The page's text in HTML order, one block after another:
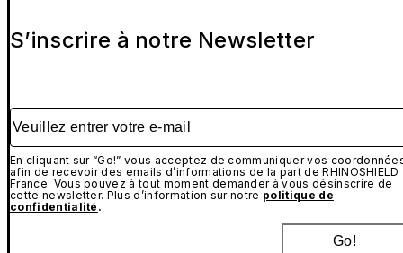
S’inscrire à notre Newsletter
Veuillez entrer votre e-mail
En cliquant sur “Go!” vous acceptez de communiquer vos
afin de recevoir des emails d’informations de la part de RHINOSHIELD
France. Vous pouvez à tout moment demander à vous désinscrire de
cette newsletter. Plus d’information sur notre politique de
confidentialité .
Go!